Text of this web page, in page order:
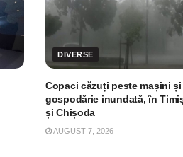
DIVERSE
Copaci căzuți peste mașini
gospodărie inundată, în
și Chișoda
AUGUST 7, 2026